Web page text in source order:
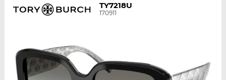
TY7218U
170911